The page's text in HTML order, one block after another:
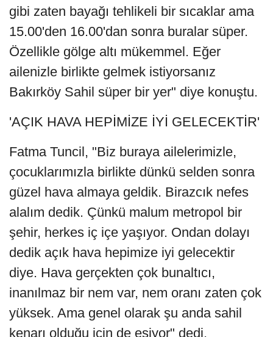
gibi zaten bayağı tehlikeli bir sıcaklar ama
15.00'den 16.00'dan sonra buralar süper.
Özellikle gölge altı mükemmel. Eğer
ailenizle birlikte gelmek istiyorsanız
Bakırköy Sahil süper bir yer" diye konuştu.
'AÇIK HAVA HEPİMİZE İYİ GELECEKTİR'
Fatma Tuncil, "Biz buraya ailelerimizle,
çocuklarımızla birlikte dünkü selden sonra
güzel hava almaya geldik. Birazcık nefes
alalım dedik. Çünkü malum metropol bir
şehir, herkes iç içe yaşıyor. Ondan dolayı
dedik açık hava hepimize iyi gelecektir
diye. Hava gerçekten çok bunaltıcı,
inanılmaz bir nem var, nem oranı zaten çok
yüksek. Ama genel olarak şu anda sahil
kenarı olduğu için de esiyor" dedi.